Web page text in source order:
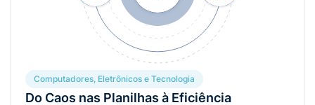
Computadores, Eletrônicos e Tecnologia
Do Caos nas Planilhas à Eficiência